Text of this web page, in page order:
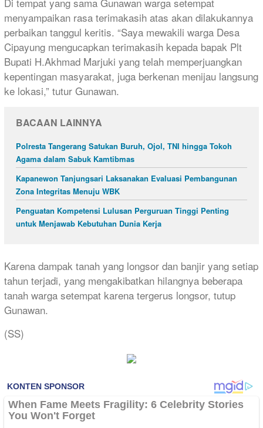
menyampaikan rasa terimakasih atas akan dilakukannya
perbaikan tanggul keritis. “Saya mewakili warga Desa
Cipayung mengucapkan terimakasih kepada bapak Plt
Bupati H.Akhmad Marjuki yang telah memperjuangkan
kepentingan masyarakat, juga berkenan menijau langsung
ke lokasi,” tutur Gunawan.
BACAAN LAINNYA
Polresta Tangerang Satukan Buruh, Ojol, TNI hingga Tokoh
Agama dalam Sabuk Kamtibmas
Kapanewon Tanjungsari Laksanakan Evaluasi Pembangunan
Zona Integritas Menuju WBK
Penguatan Kompetensi Lulusan Perguruan Tinggi Penting
untuk Menjawab Kebutuhan Dunia Kerja
Karena dampak tanah yang longsor dan banjir yang setiap
tahun terjadi, yang mengakibatkan hilangnya beberapa
tanah warga setempat karena tergerus longsor, tutup
Gunawan.
(SS)